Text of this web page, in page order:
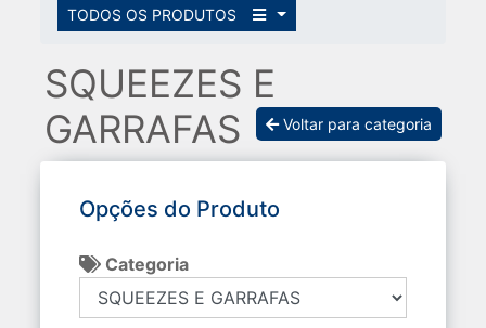
TODOS OS PRODUTOS
SQUEEZES E
GARRAFAS
Voltar para categoria
Opções do Produto
Categoria